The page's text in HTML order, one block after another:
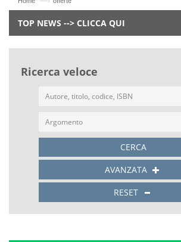
TOP NEWS --> CLICCA QUI
Ricerca veloce
CERCA
AVANZATA
RESET